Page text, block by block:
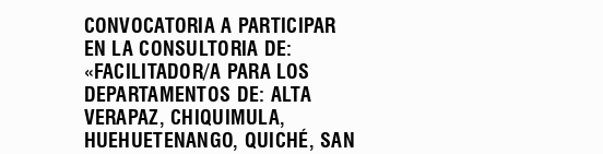
CONVOCATORIA A PARTICIPAR
EN LA CONSULTORIA DE:
«FACILITADOR/A PARA LOS
DEPARTAMENTOS DE: ALTA
VERAPAZ, CHIQUIMULA,
HUEHUETENANGO, QUICHÉ, SAN